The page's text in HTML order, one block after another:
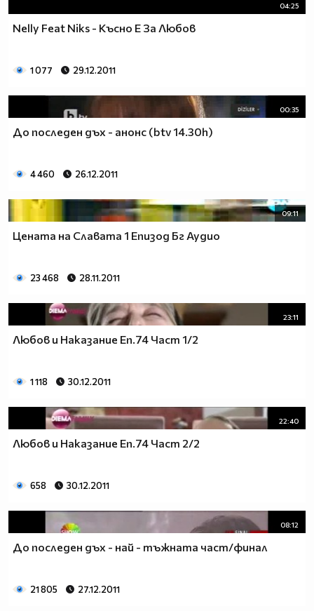
04:25
Nelly Feat Niks - Късно Е За Любов
1 077 29.12.2011
00:35
До последен дъх - анонс (btv 14.30h)
4 460 26.12.2011
09:11
Цената на Славата 1 Епизод Бг Аудио
23 468 28.11.2011
23:11
Любов и Наказание Еп.74 Част 1/2
1 118 30.12.2011
22:40
Любов и Наказание Еп.74 Част 2/2
658 30.12.2011
08:12
До последен дъх - най - тъжната част/финал
21 805 27.12.2011